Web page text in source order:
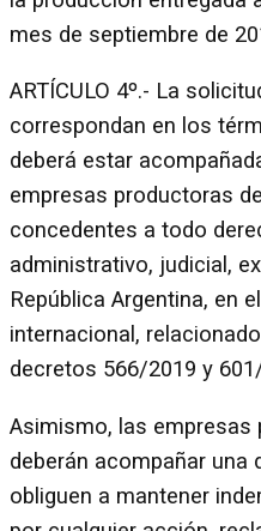
mes de septiembre de
ARTÍCULO 4º.- La
correspondan en los
deberá estar
empresas productoras
concedentes a todo
administrativo, judicial,
República Argentina, en
internacional,
decretos 566/2019 y
Asimismo, las
deberán acompañar una
obliguen a mantener